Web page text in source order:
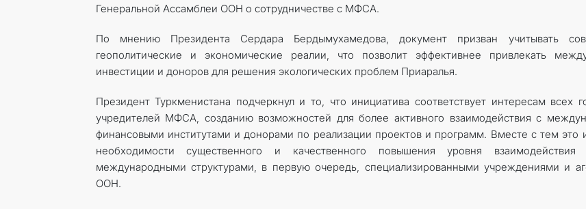
Генеральной Ассамблеи ООН о сотрудничестве с МФСА.
По мнению Президента Сердара Бердымухамедова, документ призван учитывать
геополитические и экономические реалии, что позволит эффективнее привлекать
инвестиции и доноров для решения экологических проблем Приаралья.
Президент Туркменистана подчеркнул и то, что инициатива соответствует интересам всех
учредителей МФСА, созданию возможностей для более активного взаимодействия с
финансовыми институтами и донорами по реализации проектов и программ. Вместе с тем это
необходимости существенного и качественного повышения уровня
международными структурами, в первую очередь, специализированными учреждениями и
ООН.